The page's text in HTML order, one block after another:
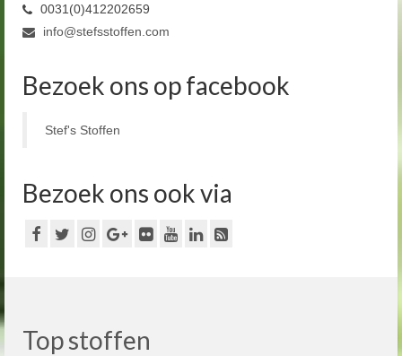
0031(0)412202659
info@stefsstoffen.com
Bezoek ons op facebook
Stef's Stoffen
Bezoek ons ook via
Top stoffen